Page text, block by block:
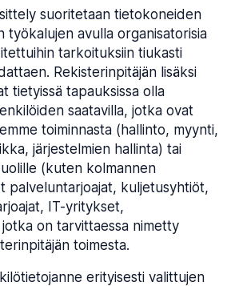
suoritetaan tietokoneiden
työkalujen avulla organisatorisia
tarkoituksiin tiukasti
Rekisterinpitäjän lisäksi
tietyissä tapauksissa olla
saatavilla, jotka ovat
toiminnasta (hallinto, myynti,
järjestelmien hallinta) tai
(kuten kolmannen
palveluntarjoajat, kuljetusyhtiöt,
IT-yritykset,
on tarvittaessa nimetty
toimesta.
erityisesti valittujen